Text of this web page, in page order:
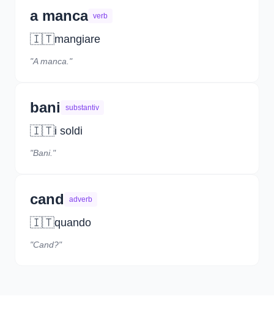
a manca verb
🇮🇹mangiare
"A manca."
bani substantiv
🇮🇹i soldi
"Bani."
cand adverb
🇮🇹quando
"Cand?"